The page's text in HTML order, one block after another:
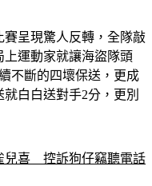
呈現驚人反轉，全隊敲
上運動家就讓海盜隊頭
不斷的四壞保送，更成
白白送對手2分，更別
喜　控訴狗仔竊聽電話